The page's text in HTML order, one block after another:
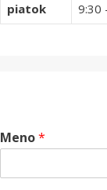
piatok
9:30
Meno*